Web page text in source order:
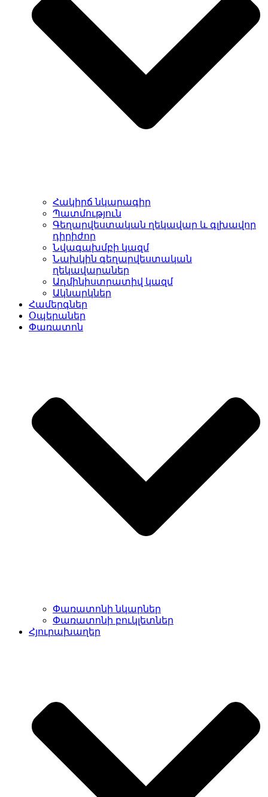
Հակիրճ նկարագիր
Պատմություն
Գեղարվեստական ղեկավար և գլխավոր
դիրիժոր
Նվագախմբի կազմ
Նախկին գեղարվեստական
ղեկավարաներ
Ադմինիստրատիվ կազմ
Ակնարկներ
Համերգներ
Օպերաներ
Փառատոն
Փառատոնի նկարներ
Փառատոնի բուկլետներ
Հյուրախաղեր